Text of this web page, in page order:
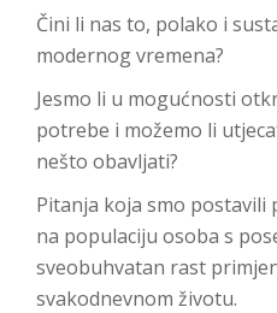
Čini li nas to, polako i
modernog vremena?
Jesmo li u mogućnosti
potrebe i možemo li
nešto obavljati?
Pitanja koja smo postavili
na populaciju osoba s
sveobuhvatan rast
svakodnevnom životu.